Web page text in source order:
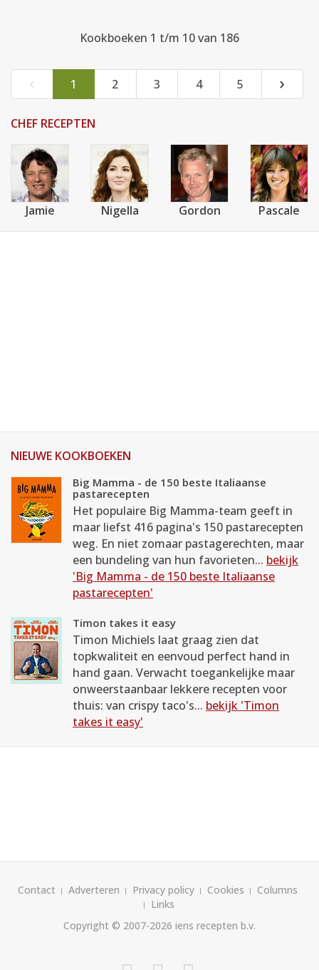
Kookboeken 1 t/m 10 van 186
‹ 1 2 3 4 5 ›
CHEF RECEPTEN
Jamie Nigella Gordon Pascale
NIEUWE KOOKBOEKEN
Big Mamma - de 150 beste Italiaanse
pastarecepten
Het populaire Big Mamma-team geeft in
maar liefst 416 pagina's 150 pastarecepten
weg. En niet zomaar pastagerechten, maar
een bundeling van hun favorieten... bekijk
'Big Mamma - de 150 beste Italiaanse
pastarecepten'
Timon takes it easy
Timon Michiels laat graag zien dat
topkwaliteit en eenvoud perfect hand in
hand gaan. Verwacht toegankelijke maar
onweerstaanbaar lekkere recepten voor
thuis: van crispy taco's... bekijk 'Timon
takes it easy'
Contact Adverteren Privacy policy Cookies
Columns
Links
Copyright © 2007-2026 iens recepten b.v.